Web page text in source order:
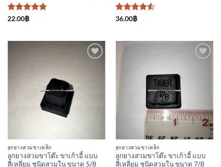
ให้คะแนน
คะแนน
22.00฿
ให้คะแนน
คะแนน
36.00฿
ลูกยางสวมขาเหล็ก
ลูกยางสวมขาโต๊ะ ขาเก้าอี้ แบบ
สี่เหลี่ยม ชนิดสวมใน ขนาด 5/8
ลูกยางสวมขาเหล็ก
ลูกยางสวมขาโต๊ะ ขาเก้าอี้ แบบ
สี่เหลี่ยม ชนิดสวมใน ขนาด 7/8